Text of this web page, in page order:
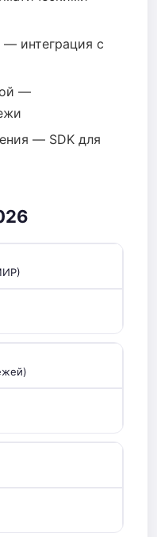
интеграция с
—
— SDK для